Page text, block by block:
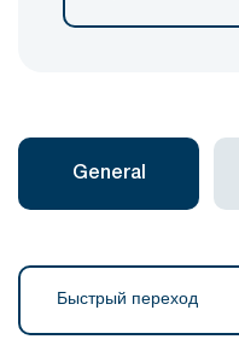
General
Быстрый переход